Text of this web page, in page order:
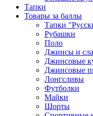
Тапки
Товары за баллы
Тапки
Рубашки
Поло
Джинсы и
Джинсовые
Джинсовые
Лонгсливы
Футболки
Майки
Шорты